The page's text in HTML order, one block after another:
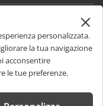
personalizzata.
la tua navigazione
acconsentire
le tue preferenze.